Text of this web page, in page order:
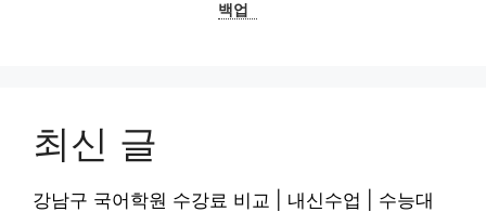
백업
최신 글
강남구 국어학원 수강료 비교 | 내신수업 | 수능대